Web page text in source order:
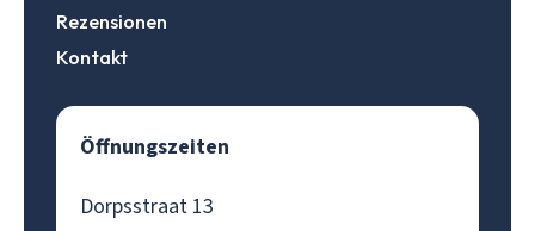
Rezensionen
Kontakt
Öffnungszeiten
Dorpsstraat 13